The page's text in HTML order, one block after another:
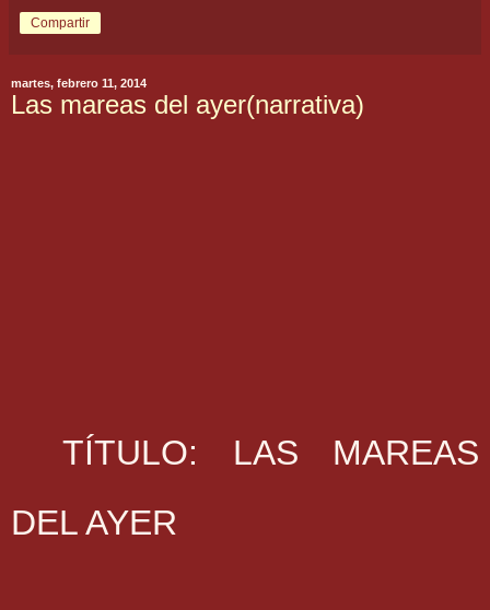
Compartir
martes, febrero 11, 2014
Las mareas del ayer(narrativa)
TÍTULO: LAS MAREAS
DEL AYER